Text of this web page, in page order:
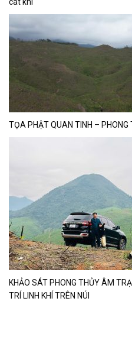
TỌA PHẬT QUAN TINH –
KHẢO SÁT PHONG THỦY ÂM
TRÍ LINH KHÍ TRÊN NÚI